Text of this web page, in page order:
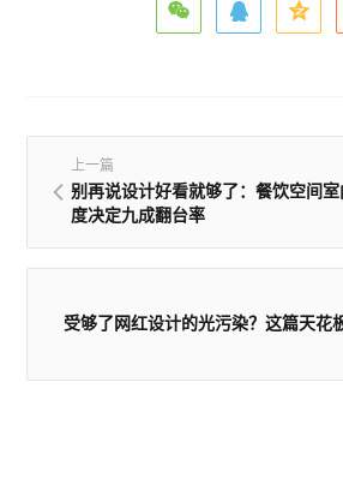
上一篇
别再说设计好看就够了：餐饮空间
度决定九成翻台率
受够了网红设计的光污染？这篇天花